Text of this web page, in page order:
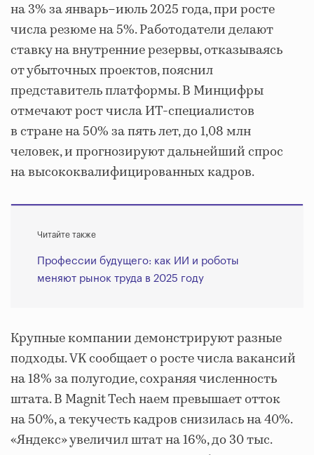
на 3% за январь–июль 2025 года, при росте
числа резюме на 5%. Работодатели делают
ставку на внутренние резервы, отказываясь
от убыточных проектов, пояснил
представитель платформы. В Минцифры
отмечают рост числа ИТ-специалистов
в стране на 50% за пять лет, до 1,08 млн
человек, и прогнозируют дальнейший спрос
на высококвалифицированных кадров.
Читайте также
Профессии будущего: как ИИ и роботы
меняют рынок труда в 2025 году
Крупные компании демонстрируют разные
подходы. VK сообщает о росте числа вакансий
на 18% за полугодие, сохраняя численность
штата. В Magnit Tech наем превышает отток
на 50%, а текучесть кадров снизилась на 40%.
«Яндекс» увеличил штат на 16%, до 30 тыс.